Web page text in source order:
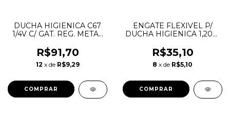
DUCHA HIGIENICA C67
1/4V C/ GAT. REG. METAL
R$91,70
12 x de R$9,29
ENGATE FLEXIVEL P/
DUCHA HIGIENICA 1,20M
R$35,10
8 x de R$5,10